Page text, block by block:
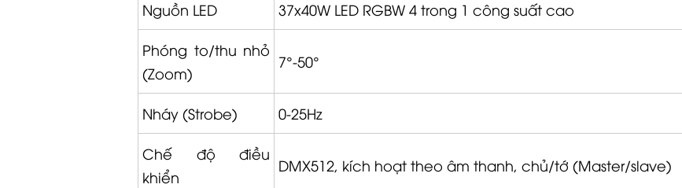
Nguồn LED 37x40W LED RGBW 4 trong 1 công suất cao
Phóng to/thu nhỏ
(Zoom)
7°-50°
Nháy (Strobe) 0-25Hz
Chế độ điều
khiển
DMX512, kích hoạt theo âm thanh, chủ/tớ (Master/slave)